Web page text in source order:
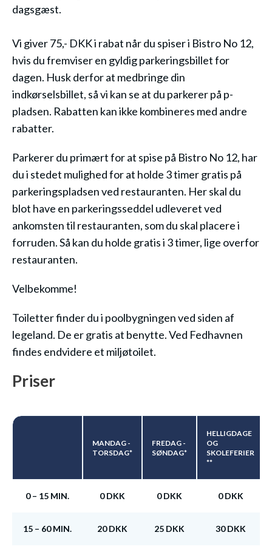
dagsgæst.
Vi giver 75,- DKK i rabat når du spiser i Bistro No 12,
hvis du fremviser en gyldig parkeringsbillet for
dagen. Husk derfor at medbringe din
indkørselsbillet, så vi kan se at du parkerer på p-
pladsen. Rabatten kan ikke kombineres med andre
rabatter.
Parkerer du primært for at spise på Bistro No 12, har
du i stedet mulighed for at holde 3 timer gratis på
parkeringspladsen ved restauranten. Her skal du
blot have en parkeringsseddel udleveret ved
ankomsten til restauranten, som du skal placere i
forruden. Så kan du holde gratis i 3 timer, lige overfor
restauranten.
Velbekomme!
Toiletter finder du i poolbygningen ved siden af
legeland. De er gratis at benytte. Ved Fedhavnen
findes endvidere et miljøtoilet.
Priser
MANDAG -
TORSDAG*
FREDAG -
SØNDAG*
HELLIGDAGE
OG
SKOLEFERIER
**
0 – 15 MIN. 0 DKK 0 DKK 0 DKK
15 – 60 MIN. 20 DKK 25 DKK 30 DKK